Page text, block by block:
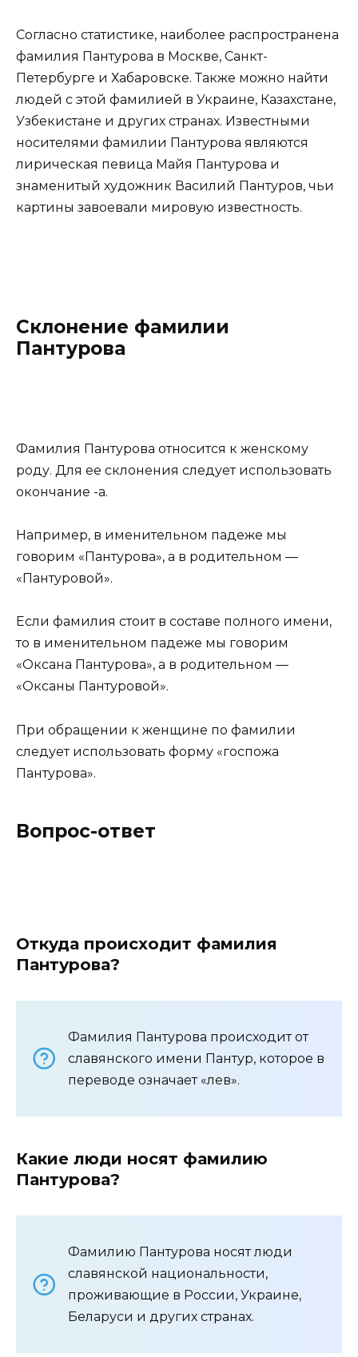
Согласно статистике, наиболее распространена
фамилия Пантурова в Москве, Санкт-
Петербурге и Хабаровске. Также можно найти
людей с этой фамилией в Украине, Казахстане,
Узбекистане и других странах. Известными
носителями фамилии Пантурова являются
лирическая певица Майя Пантурова и
знаменитый художник Василий Пантуров, чьи
картины завоевали мировую известность.
Склонение фамилии
Пантурова
Фамилия Пантурова относится к женскому
роду. Для ее склонения следует использовать
окончание -а.
Например, в именительном падеже мы
говорим «Пантурова», а в родительном —
«Пантуровой».
Если фамилия стоит в составе полного имени,
то в именительном падеже мы говорим
«Оксана Пантурова», а в родительном —
«Оксаны Пантуровой».
При обращении к женщине по фамилии
следует использовать форму «госпожа
Пантурова».
Вопрос-ответ
Откуда происходит фамилия
Пантурова?
Фамилия Пантурова происходит от
славянского имени Пантур, которое в
переводе означает «лев».
Какие люди носят фамилию
Пантурова?
Фамилию Пантурова носят люди
славянской национальности,
проживающие в России, Украине,
Беларуси и других странах.